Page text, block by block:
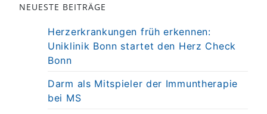
NEUESTE BEITRÄGE
Herzerkrankungen früh erkennen:
Uniklinik Bonn startet den Herz Check
Bonn
Darm als Mitspieler der Immuntherapie
bei MS